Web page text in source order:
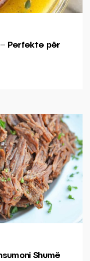
Perfekte për
Shumë